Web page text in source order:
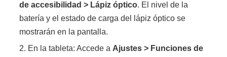
de accesibilidad > Lápiz óptico. El nivel de la
batería y el estado de carga del lápiz óptico se
mostrarán en la pantalla.
2. En la tableta: Accede a Ajustes > Funciones de